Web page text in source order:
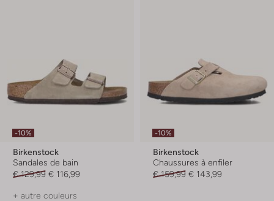
-10%
Birkenstock
Sandales de bain
€ 129,99 € 116,99
+ autre couleurs
-10%
Birkenstock
Chaussures à enfiler
€ 159,99 € 143,99